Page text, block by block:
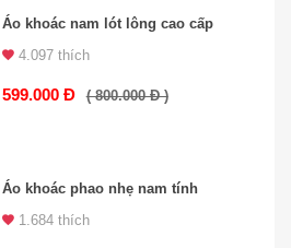
Áo khoác nam lót lông cao cấp
4.097 thích
599.000 Đ ( 800.000 Đ )
Áo khoác phao nhẹ nam tính
1.684 thích